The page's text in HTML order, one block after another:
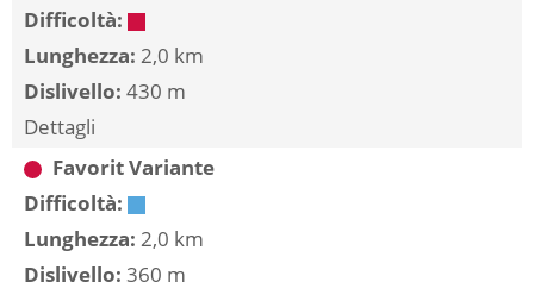
Difficoltà:
Lunghezza: 2,0 km
Dislivello: 430 m
Dettagli
Favorit Variante
Difficoltà:
Lunghezza: 2,0 km
Dislivello: 360 m